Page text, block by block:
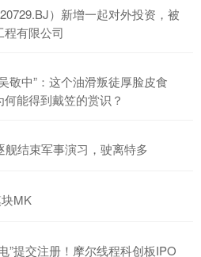
）新增一起对外投资，被
有限公司
敬中”：这个油滑叛徒厚脸皮食
能得到戴笠的赏识？
结束军事演习，驶离特多
MK
”提交注册！摩尔线程科创板IPO